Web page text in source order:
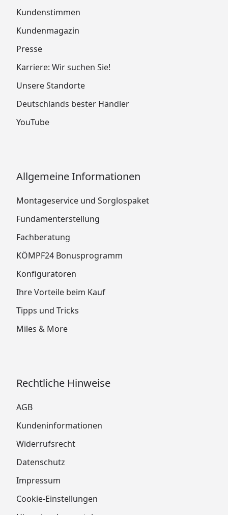
Kundenstimmen
Kundenmagazin
Presse
Karriere: Wir suchen Sie!
Unsere Standorte
Deutschlands bester Händler
YouTube
Allgemeine Informationen
Montageservice und Sorglospaket
Fundamenterstellung
Fachberatung
KÖMPF24 Bonusprogramm
Konfiguratoren
Ihre Vorteile beim Kauf
Tipps und Tricks
Miles & More
Rechtliche Hinweise
AGB
Kundeninformationen
Widerrufsrecht
Datenschutz
Impressum
Cookie-Einstellungen